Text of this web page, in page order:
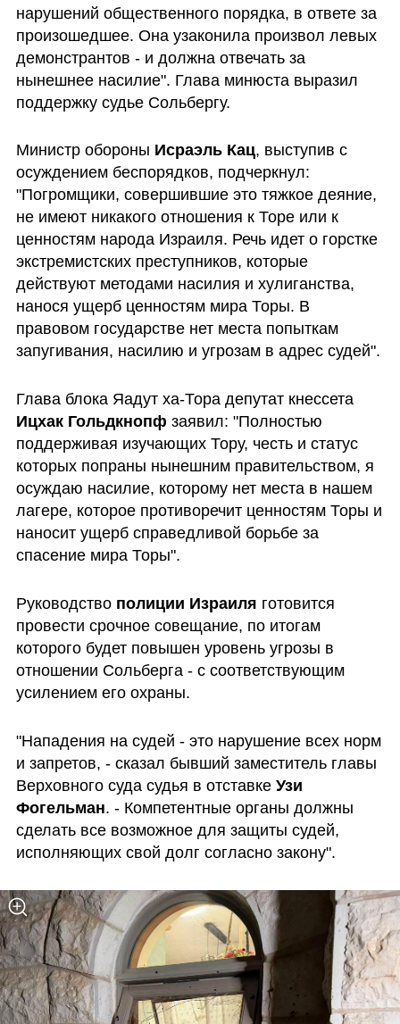
нарушений общественного порядка, в ответе за
произошедшее. Она узаконила произвол левых
демонстрантов - и должна отвечать за
нынешнее насилие". Глава минюста выразил
поддержку судье Сольбергу.
Министр обороны Исраэль Кац, выступив с
осуждением беспорядков, подчеркнул:
"Погромщики, совершившие это тяжкое деяние,
не имеют никакого отношения к Торе или к
ценностям народа Израиля. Речь идет о горстке
экстремистских преступников, которые
действуют методами насилия и хулиганства,
нанося ущерб ценностям мира Торы. В
правовом государстве нет места попыткам
запугивания, насилию и угрозам в адрес судей".
Глава блока Яадут ха-Тора депутат кнессета
Ицхак Гольдкнопф заявил: "Полностью
поддерживая изучающих Тору, честь и статус
которых попраны нынешним правительством, я
осуждаю насилие, которому нет места в нашем
лагере, которое противоречит ценностям Торы и
наносит ущерб справедливой борьбе за
спасение мира Торы".
Руководство полиции Израиля готовится
провести срочное совещание, по итогам
которого будет повышен уровень угрозы в
отношении Сольберга - с соответствующим
усилением его охраны.
"Нападения на судей - это нарушение всех норм
и запретов, - сказал бывший заместитель главы
Верховного суда судья в отставке Узи
Фогельман. - Компетентные органы должны
сделать все возможное для защиты судей,
исполняющих свой долг согласно закону".